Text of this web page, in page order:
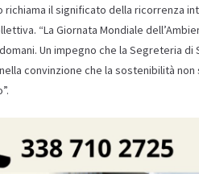
il significato della ricorrenza
“La Giornata Mondiale
Un impegno che la Segreteria
convinzione che la sostenibilità